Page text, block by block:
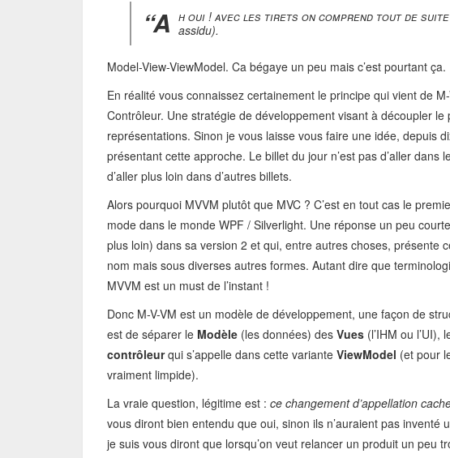
“A h oui ! avec les tirets on comprend tout de
assidu).
Model-View-ViewModel. Ca bégaye un peu mais c’est pourtant ça.
En réalité vous connaissez certainement le principe qui vient de
Contrôleur. Une stratégie de développement visant à découpler
représentations. Sinon je vous laisse vous faire une idée, depuis
présentant cette approche. Le billet du jour n’est pas d’aller
d’aller plus loin dans d’autres billets.
Alors pourquoi MVVM plutôt que MVC ? C’est en tout cas le
mode dans le monde WPF / Silverlight. Une réponse un peu
plus loin) dans sa version 2 et qui, entre autres choses, présente
nom mais sous diverses autres formes. Autant dire que
MVVM est un must de l’instant !
Donc M-V-VM est un modèle de développement, une façon de
est de séparer le Modèle (les données) des Vues (l’IHM ou
contrôleurqui s’appelle dans cette variante ViewModel (et pour
vraiment limpide).
La vraie question, légitime est : ce changement d’appellation
vous diront bien entendu que oui, sinon ils n’auraient pas
je suis vous diront que lorsqu’on veut relancer un produit un peu